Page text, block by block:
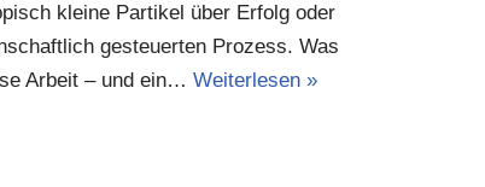
kleine Partikel über Erfolg oder
gesteuerten Prozess. Was
Arbeit – und ein… Weiterlesen »